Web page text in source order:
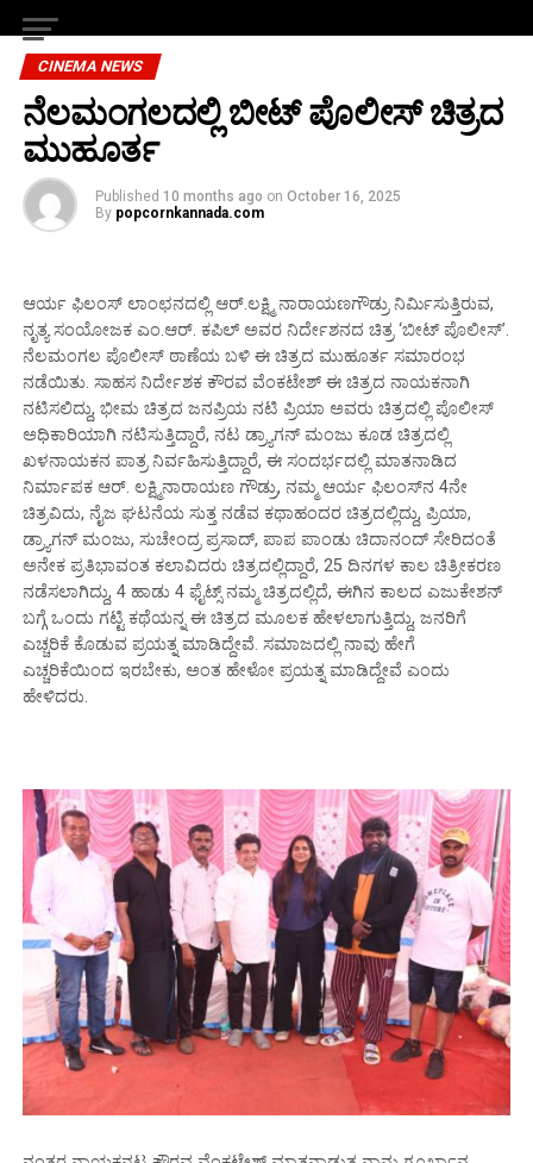
CINEMA NEWS
ನೆಲಮಂಗಲದಲ್ಲಿ ಬೀಟ್ ಪೊಲೀಸ್ ಚಿತ್ರದ
ಮುಹೂರ್ತ
Published 10 months ago on October 16, 2025
By popcornkannada.com
ಆರ್ಯ ಫಿಲಂಸ್ ಲಾಂಛನದಲ್ಲಿ ಆರ್.ಲಕ್ಷ್ಮಿ ನಾರಾಯಣಗೌಡ್ರು ನಿರ್ಮಿಸುತ್ತಿರುವ,
ನೃತ್ಯ ಸಂಯೋಜಕ ಎಂ.ಆರ್. ಕಪಿಲ್ ಅವರ ನಿರ್ದೇಶನದ ಚಿತ್ರ ‘ಬೀಟ್ ಪೊಲೀಸ್’.
ನೆಲಮಂಗಲ ಪೊಲೀಸ್ ಠಾಣೆಯ ಬಳಿ ಈ ಚಿತ್ರದ ಮುಹೂರ್ತ ಸಮಾರಂಭ
ನಡೆಯಿತು. ಸಾಹಸ ನಿರ್ದೇಶಕ ಕೌರವ ವೆಂಕಟೇಶ್ ಈ ಚಿತ್ರದ ನಾಯಕನಾಗಿ
ನಟಿಸಲಿದ್ದು, ಭೀಮ ಚಿತ್ರದ ಜನಪ್ರಿಯ ನಟಿ ಪ್ರಿಯಾ ಅವರು ಚಿತ್ರದಲ್ಲಿ ಪೊಲೀಸ್
ಅಧಿಕಾರಿಯಾಗಿ ನಟಿಸುತ್ತಿದ್ದಾರೆ, ನಟ ಡ್ರ‍್ಯಾಗನ್ ಮಂಜು ಕೂಡ ಚಿತ್ರದಲ್ಲಿ
ಖಳನಾಯಕನ ಪಾತ್ರ ನಿರ್ವಹಿಸುತ್ತಿದ್ದಾರೆ, ಈ ಸಂದರ್ಭದಲ್ಲಿ ಮಾತನಾಡಿದ
ನಿರ್ಮಾಪಕ ಆರ್. ಲಕ್ಷ್ಮಿನಾರಾಯಣ ಗೌಡ್ರು, ನಮ್ಮ ಆರ್ಯ ಫಿಲಂಸ್‌ನ 4ನೇ
ಚಿತ್ರವಿದು, ನೈಜ ಘಟನೆಯ ಸುತ್ತ ನಡೆವ ಕಥಾಹಂದರ ಚಿತ್ರದಲ್ಲಿದ್ದು, ಪ್ರಿಯಾ,
ಡ್ರ‍್ಯಾಗನ್ ಮಂಜು, ಸುಚೇಂದ್ರ ಪ್ರಸಾದ್, ಪಾಪ ಪಾಂಡು ಚಿದಾನಂದ್ ಸೇರಿದಂತೆ
ಅನೇಕ ಪ್ರತಿಭಾವಂತ ಕಲಾವಿದರು ಚಿತ್ರದಲ್ಲಿದ್ದಾರೆ, 25 ದಿನಗಳ ಕಾಲ ಚಿತ್ರೀಕರಣ
ನಡೆಸಲಾಗಿದ್ದು, 4 ಹಾಡು 4 ಫೈಟ್ಸ್ ನಮ್ಮ ಚಿತ್ರದಲ್ಲಿದೆ, ಈಗಿನ ಕಾಲದ ಎಜುಕೇಶನ್
ಬಗ್ಗೆ ಒಂದು ಗಟ್ಟಿ ಕಥೆಯನ್ನ ಈ ಚಿತ್ರದ ಮೂಲಕ ಹೇಳಲಾಗುತ್ತಿದ್ದು, ಜನರಿಗೆ
ಎಚ್ಚರಿಕೆ ಕೊಡುವ ಪ್ರಯತ್ನ ಮಾಡಿದ್ದೇವೆ. ಸಮಾಜದಲ್ಲಿ ನಾವು ಹೇಗೆ
ಎಚ್ಚರಿಕೆಯಿಂದ ಇರಬೇಕು, ಅಂತ ಹೇಳೋ ಪ್ರಯತ್ನ ಮಾಡಿದ್ದೇವೆ ಎಂದು
ಹೇಳಿದರು.